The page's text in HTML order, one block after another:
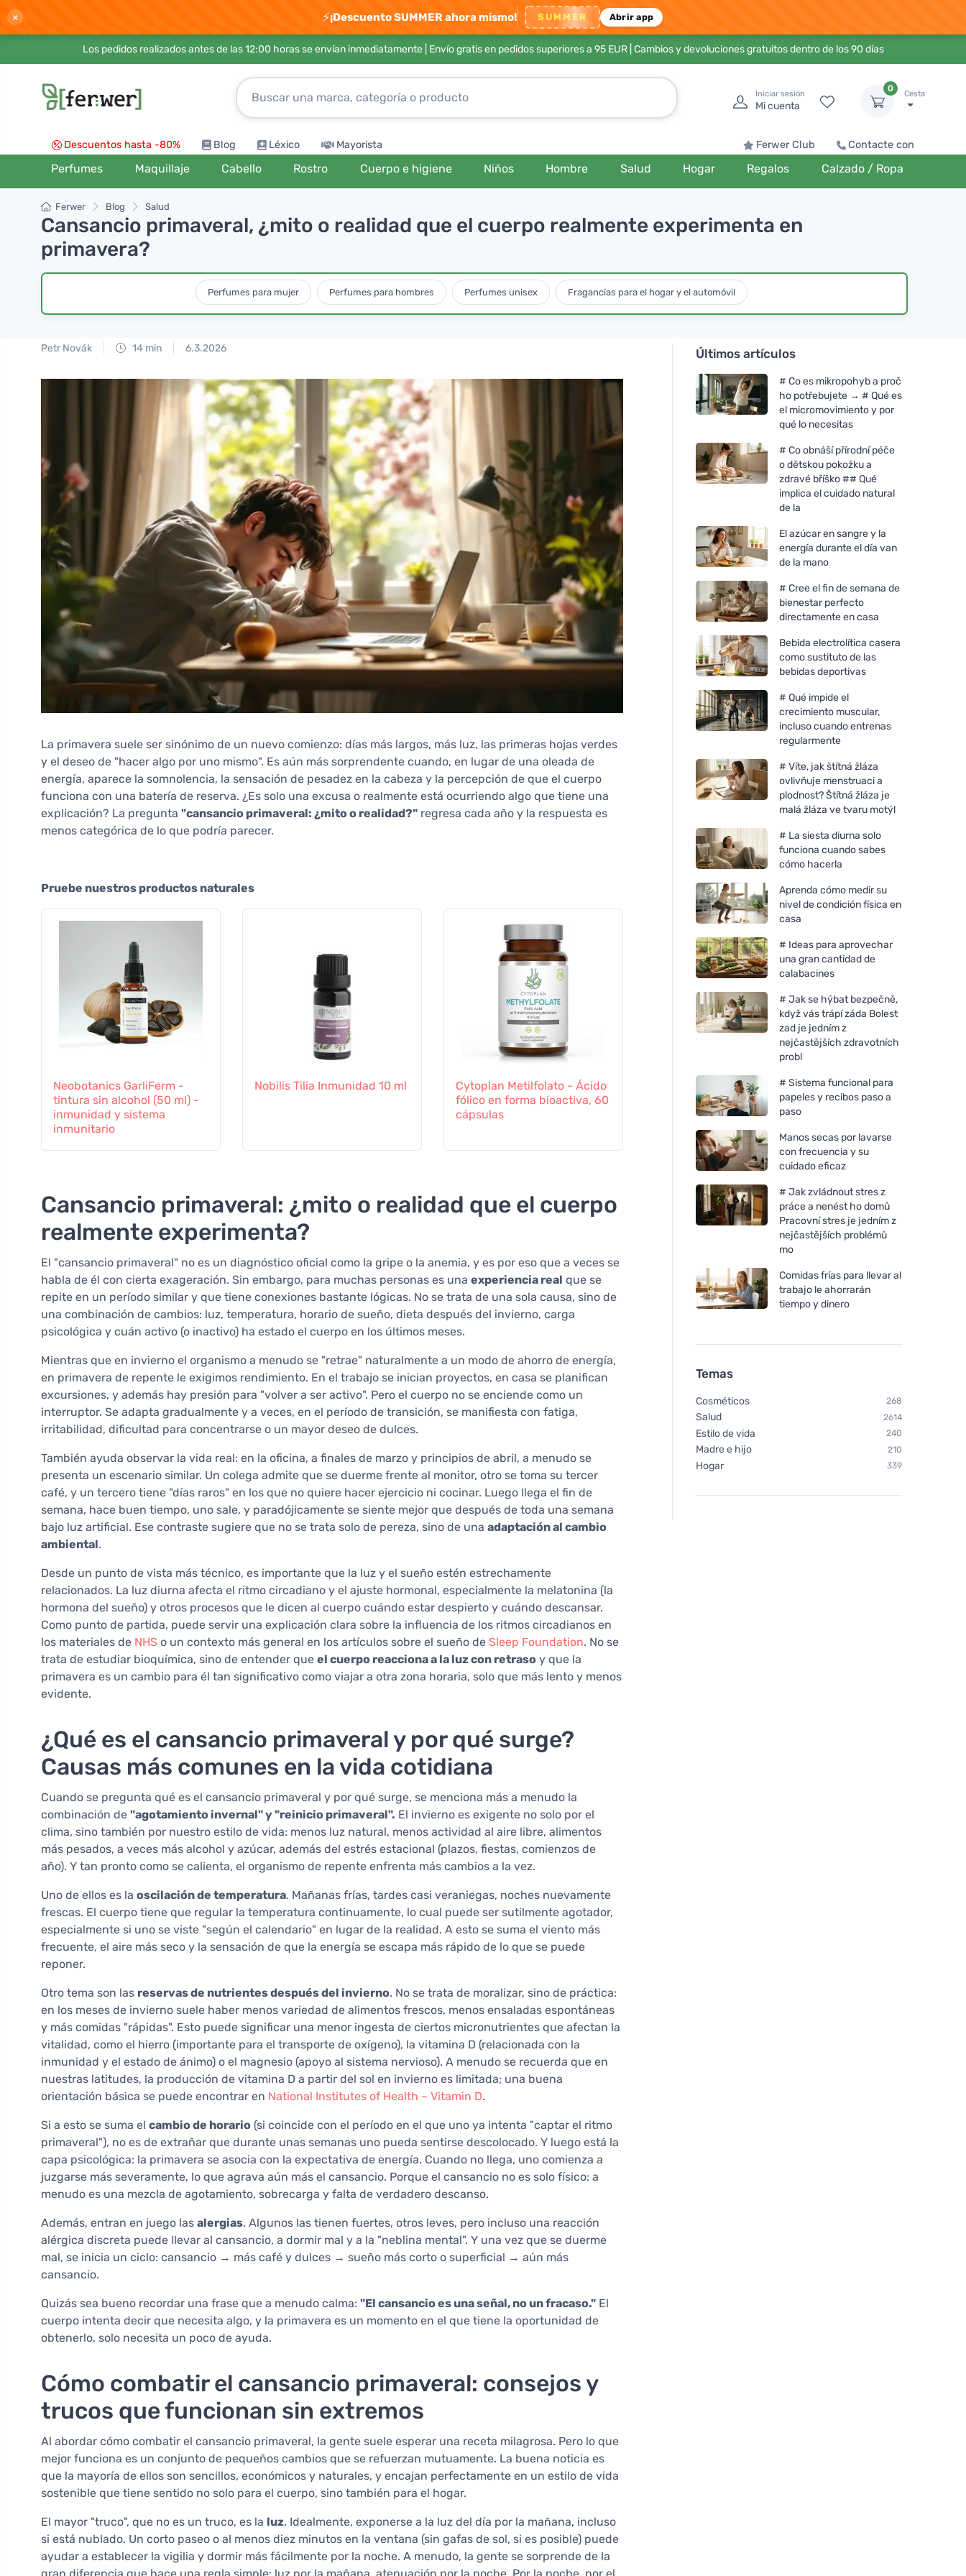
× ⚡¡Descuento SUMMER ahora mismo! SUMMER Abrir app
Los pedidos realizados antes de las 12:00 horas se envían inmediatamente | Envío gratis en pedidos superiores a 95 EUR| Cambios y devoluciones gratuitos dentro de los 90 días
Iniciar sesión
Mi cuenta
0
Cesta
Descuentos hasta -80% Blog Léxico Mayorista Ferwer Club Contacte con
Perfumes Maquillaje Cabello Rostro Cuerpo e higiene Niños Hombre Salud Hogar Regalos Calzado / Ropa
Ferwer Blog Salud
Cansancio primaveral, ¿mito o realidad que el cuerpo realmente experimenta en
primavera?
Perfumes para mujer Perfumes para hombres Perfumes unisex Fragancias para el hogar y el automóvil
Petr Novák 14 min 6.3.2026
La primavera suele ser sinónimo de un nuevo comienzo: días más largos, más luz, las primeras hojas verdes
y el deseo de "hacer algo por uno mismo". Es aún más sorprendente cuando, en lugar de una oleada de
energía, aparece la somnolencia, la sensación de pesadez en la cabeza y la percepción de que el cuerpo
funciona con una batería de reserva. ¿Es solo una excusa o realmente está ocurriendo algo que tiene una
explicación? La pregunta "cansancio primaveral: ¿mito o realidad?" regresa cada año y la respuesta es
menos categórica de lo que podría parecer.
Pruebe nuestros productos naturales
Neobotanics GarliFerm -
tintura sin alcohol (50 ml) -
inmunidad y sistema
inmunitario
Nobilis Tilia Inmunidad 10 ml
Cytoplan Metilfolato - Ácido
fólico en forma bioactiva, 60
cápsulas
Neobotanics Imunacut Forte
(60 cápsulas) - para reforzar
el sistema inmunitario
Vegetology
Active Energy -
Cansancio primaveral: ¿mito o realidad que el cuerpo
realmente experimenta?
El "cansancio primaveral" no es un diagnóstico oficial como la gripe o la anemia, y es por eso que a veces se
habla de él con cierta exageración. Sin embargo, para muchas personas es una experiencia real que se
repite en un período similar y que tiene conexiones bastante lógicas. No se trata de una sola causa, sino de
una combinación de cambios: luz, temperatura, horario de sueño, dieta después del invierno, carga
psicológica y cuán activo (o inactivo) ha estado el cuerpo en los últimos meses.
Mientras que en invierno el organismo a menudo se "retrae" naturalmente a un modo de ahorro de energía,
en primavera de repente le exigimos rendimiento. En el trabajo se inician proyectos, en casa se planifican
excursiones, y además hay presión para "volver a ser activo". Pero el cuerpo no se enciende como un
interruptor. Se adapta gradualmente y a veces, en el período de transición, se manifiesta con fatiga,
irritabilidad, dificultad para concentrarse o un mayor deseo de dulces.
También ayuda observar la vida real: en la oficina, a finales de marzo y principios de abril, a menudo se
presenta un escenario similar. Un colega admite que se duerme frente al monitor, otro se toma su tercer
café, y un tercero tiene "días raros" en los que no quiere hacer ejercicio ni cocinar. Luego llega el fin de
semana, hace buen tiempo, uno sale, y paradójicamente se siente mejor que después de toda una semana
bajo luz artificial. Ese contraste sugiere que no se trata solo de pereza, sino de una adaptación al cambio
ambiental.
Desde un punto de vista más técnico, es importante que la luz y el sueño estén estrechamente
relacionados. La luz diurna afecta el ritmo circadiano y el ajuste hormonal, especialmente la melatonina (la
hormona del sueño) y otros procesos que le dicen al cuerpo cuándo estar despierto y cuándo descansar.
Como punto de partida, puede servir una explicación clara sobre la influencia de los ritmos circadianos en
los materiales de NHS o un contexto más general en los artículos sobre el sueño de Sleep Foundation. No se
trata de estudiar bioquímica, sino de entender que el cuerpo reacciona a la luz con retraso y que la
primavera es un cambio para él tan significativo como viajar a otra zona horaria, solo que más lento y menos
evidente.
¿Qué es el cansancio primaveral y por qué surge?
Causas más comunes en la vida cotidiana
Cuando se pregunta qué es el cansancio primaveral y por qué surge, se menciona más a menudo la
combinación de "agotamiento invernal" y "reinicio primaveral". El invierno es exigente no solo por el
clima, sino también por nuestro estilo de vida: menos luz natural, menos actividad al aire libre, alimentos
más pesados, a veces más alcohol y azúcar, además del estrés estacional (plazos, fiestas, comienzos de
año). Y tan pronto como se calienta, el organismo de repente enfrenta más cambios a la vez.
Uno de ellos es la oscilación de temperatura. Mañanas frías, tardes casi veraniegas, noches nuevamente
frescas. El cuerpo tiene que regular la temperatura continuamente, lo cual puede ser sutilmente agotador,
especialmente si uno se viste "según el calendario" en lugar de la realidad. A esto se suma el viento más
frecuente, el aire más seco y la sensación de que la energía se escapa más rápido de lo que se puede
reponer.
Otro tema son las reservas de nutrientes después del invierno. No se trata de moralizar, sino de práctica:
en los meses de invierno suele haber menos variedad de alimentos frescos, menos ensaladas espontáneas
y más comidas "rápidas". Esto puede significar una menor ingesta de ciertos micronutrientes que afectan la
vitalidad, como el hierro (importante para el transporte de oxígeno), la vitamina D (relacionada con la
inmunidad y el estado de ánimo) o el magnesio (apoyo al sistema nervioso). A menudo se recuerda que en
nuestras latitudes, la producción de vitamina D a partir del sol en invierno es limitada; una buena
orientación básica se puede encontrar en National Institutes of Health – Vitamin D.
Si a esto se suma el cambio de horario (si coincide con el período en el que uno ya intenta "captar el ritmo
primaveral"), no es de extrañar que durante unas semanas uno pueda sentirse descolocado. Y luego está la
capa psicológica: la primavera se asocia con la expectativa de energía. Cuando no llega, uno comienza a
juzgarse más severamente, lo que agrava aún más el cansancio. Porque el cansancio no es solo físico: a
menudo es una mezcla de agotamiento, sobrecarga y falta de verdadero descanso.
Además, entran en juego las alergias. Algunos las tienen fuertes, otros leves, pero incluso una reacción
alérgica discreta puede llevar al cansancio, a dormir mal y a la "neblina mental". Y una vez que se duerme
mal, se inicia un ciclo: cansancio → más café y dulces → sueño más corto o superficial → aún más
cansancio.
Quizás sea bueno recordar una frase que a menudo calma: "El cansancio es una señal, no un fracaso." El
cuerpo intenta decir que necesita algo, y la primavera es un momento en el que tiene la oportunidad de
obtenerlo, solo necesita un poco de ayuda.
Cómo combatir el cansancio primaveral: consejos y
trucos que funcionan sin extremos
Al abordar cómo combatir el cansancio primaveral, la gente suele esperar una receta milagrosa. Pero lo que
mejor funciona es un conjunto de pequeños cambios que se refuerzan mutuamente. La buena noticia es
que la mayoría de ellos son sencillos, económicos y naturales, y encajan perfectamente en un estilo de vida
sostenible que tiene sentido no solo para el cuerpo, sino también para el hogar.
El mayor "truco", que no es un truco, es la luz. Idealmente, exponerse a la luz del día por la mañana, incluso
si está nublado. Un corto paseo o al menos diez minutos en la ventana (sin gafas de sol, si es posible) puede
ayudar a establecer la vigilia y dormir más fácilmente por la noche. A menudo, la gente se sorprende de la
Últimos artículos
# Co es mikropohyb a proč
ho potřebujete → # Qué es
el micromovimiento y por
qué lo necesitas
# Co obnáší přírodní péče
o dětskou pokožku a
zdravé bříško ## Qué
implica el cuidado natural
de la
El azúcar en sangre y la
energía durante el día van
de la mano
# Cree el fin de semana de
bienestar perfecto
directamente en casa
Bebida electrolítica casera
como sustituto de las
bebidas deportivas
# Qué impide el
crecimiento muscular,
incluso cuando entrenas
regularmente
# Víte, jak štítná žláza
ovlivňuje menstruaci a
plodnost? Štítná žláza je
malá žláza ve tvaru motýl
# La siesta diurna solo
funciona cuando sabes
cómo hacerla
Aprenda cómo medir su
nivel de condición física en
casa
# Ideas para aprovechar
una gran cantidad de
calabacines
# Jak se hýbat bezpečně,
když vás trápí záda Bolest
zad je jedním z
nejčastějších zdravotních
probl
# Sistema funcional para
papeles y recibos paso a
paso
Manos secas por lavarse
con frecuencia y su
cuidado eficaz
# Jak zvládnout stres z
práce a nenést ho domů
Pracovní stres je jedním z
nejčastějších problémů
mo
Comidas frías para llevar al
trabajo le ahorrarán
tiempo y dinero
Temas
Cosméticos 268
Salud 2614
Estilo de vida 240
Madre e hijo 210
Hogar 339